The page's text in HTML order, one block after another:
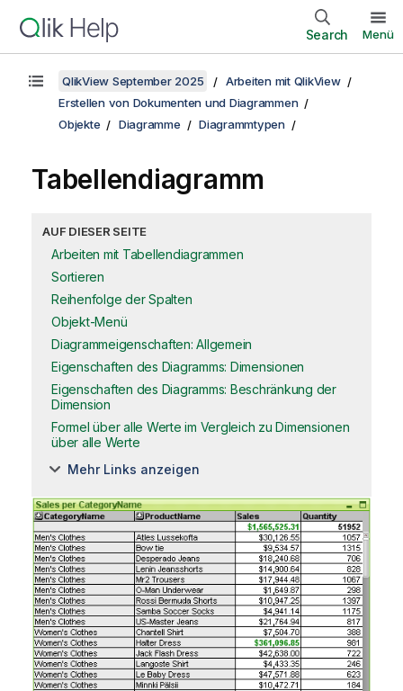
Search Menü
QlikView September 2025
Arbeiten mit QlikView
Erstellen von Dokumenten und Diagrammen
Objekte
Diagramme Diagrammtypen
Tabellendiagramm
AUF DIESER SEITE
Arbeiten mit Tabellendiagrammen
Sortieren
Reihenfolge der Spalten
Objekt-Menü
Diagrammeigenschaften: Allgemein
Eigenschaften des Diagramms: Dimensionen
Eigenschaften des Diagramms: Beschränkung der
Dimension
Formel über alle Werte im Vergleich zu Dimensionen
über alle Werte
Mehr Links anzeigen